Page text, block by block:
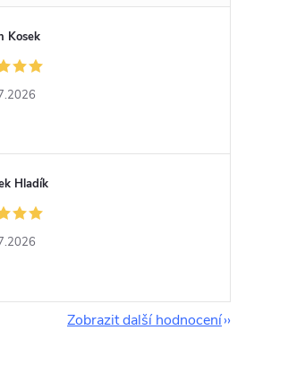
Kosek
Hladík
Zobrazit další hodnocení